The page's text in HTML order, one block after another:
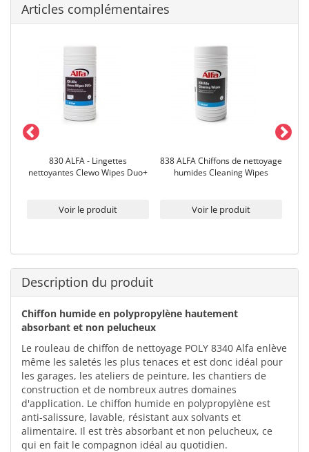
Articles complémentaires
830 ALFA - Lingettes
nettoyantes Clewo Wipes Duo+
Voir le produit
838 ALFA Chiffons de nettoyage
humides Cleaning Wipes
Voir le produit
Description du produit
Chiffon humide en polypropylène hautement
absorbant et non pelucheux
Le rouleau de chiffon de nettoyage POLY 8340 Alfa enlève
même les saletés les plus tenaces et est donc idéal pour
les garages, les ateliers de peinture, les chantiers de
construction et de nombreux autres domaines
d'application. Le chiffon humide en polypropylène est
anti-salissure, lavable, résistant aux solvants et
alimentaire. Il est très absorbant et non pelucheux, ce
qui en fait le compagnon idéal au quotidien.